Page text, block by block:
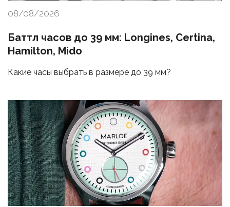
08/08/2026
Баттл часов до 39 мм: Longines, Certina,
Hamilton, Mido
Какие часы выбрать в размере до 39 мм?